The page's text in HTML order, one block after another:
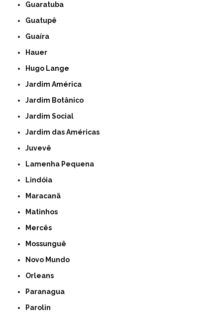
Guaratuba
Guatupê
Guaíra
Hauer
Hugo Lange
Jardim América
Jardim Botânico
Jardim Social
Jardim das Américas
Juvevê
Lamenha Pequena
Lindóia
Maracanã
Matinhos
Mercês
Mossunguê
Novo Mundo
Orleans
Paranagua
Parolin